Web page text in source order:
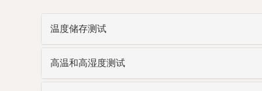
温度储存测试
高温和高湿度测试